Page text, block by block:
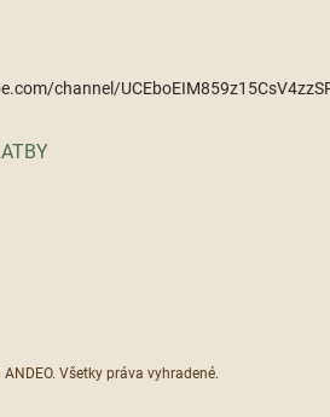
channel/
ANDEO. Všetky práva vyhradené.